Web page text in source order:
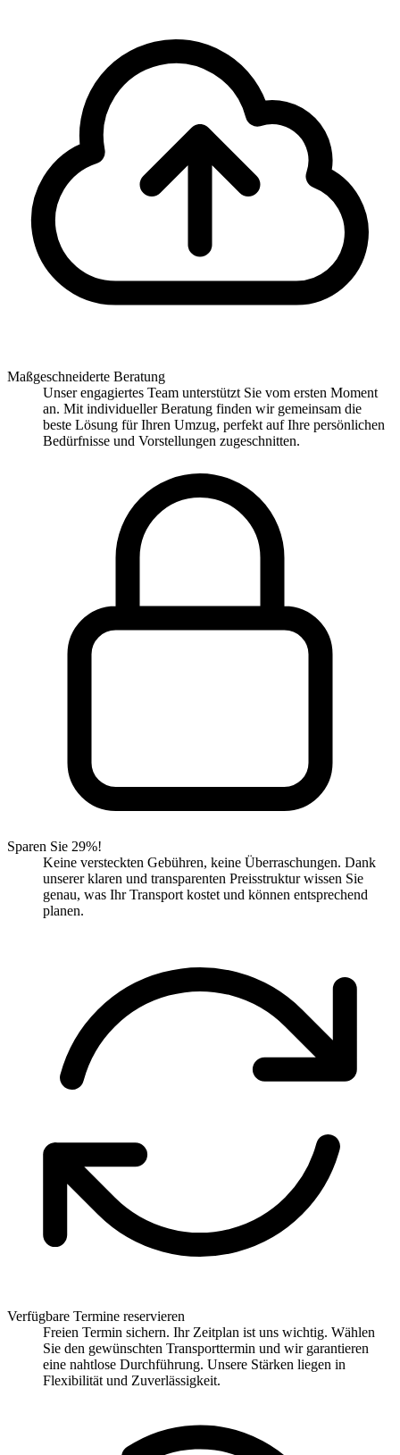
Maßgeschneiderte Beratung
Unser engagiertes Team unterstützt Sie vom ersten Moment
an. Mit individueller Beratung finden wir gemeinsam die
beste Lösung für Ihren Umzug, perfekt auf Ihre persönlichen
Bedürfnisse und Vorstellungen zugeschnitten.
Sparen Sie 29%!
Keine versteckten Gebühren, keine Überraschungen. Dank
unserer klaren und transparenten Preisstruktur wissen Sie
genau, was Ihr Transport kostet und können entsprechend
planen.
Verfügbare Termine reservieren
Freien Termin sichern. Ihr Zeitplan ist uns wichtig. Wählen
Sie den gewünschten Transporttermin und wir garantieren
eine nahtlose Durchführung. Unsere Stärken liegen in
Flexibilität und Zuverlässigkeit.